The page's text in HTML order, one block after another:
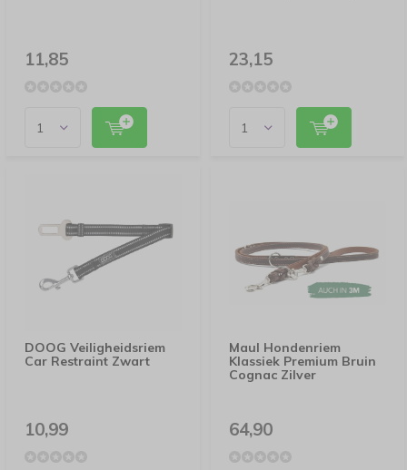
11,85 23,15
DOOG Veiligheidsriem
Car Restraint Zwart
10,99
Maul Hondenriem
Klassiek Premium Bruin
Cognac Zilver
64,90